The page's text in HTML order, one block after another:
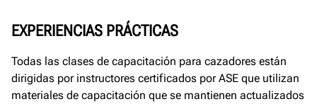
EXPERIENCIAS PRÁCTICAS
Todas las clases de capacitación para cazadores están
dirigidas por instructores certificados por ASE que utilizan
materiales de capacitación que se mantienen actualizados